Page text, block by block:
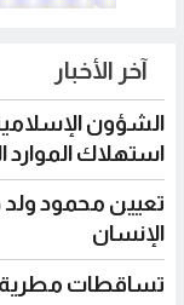
آخر الأخبار
الشؤون
استهلاك الموارد
تعيين محمود ولد
الإنسان
تساقطات مطرية